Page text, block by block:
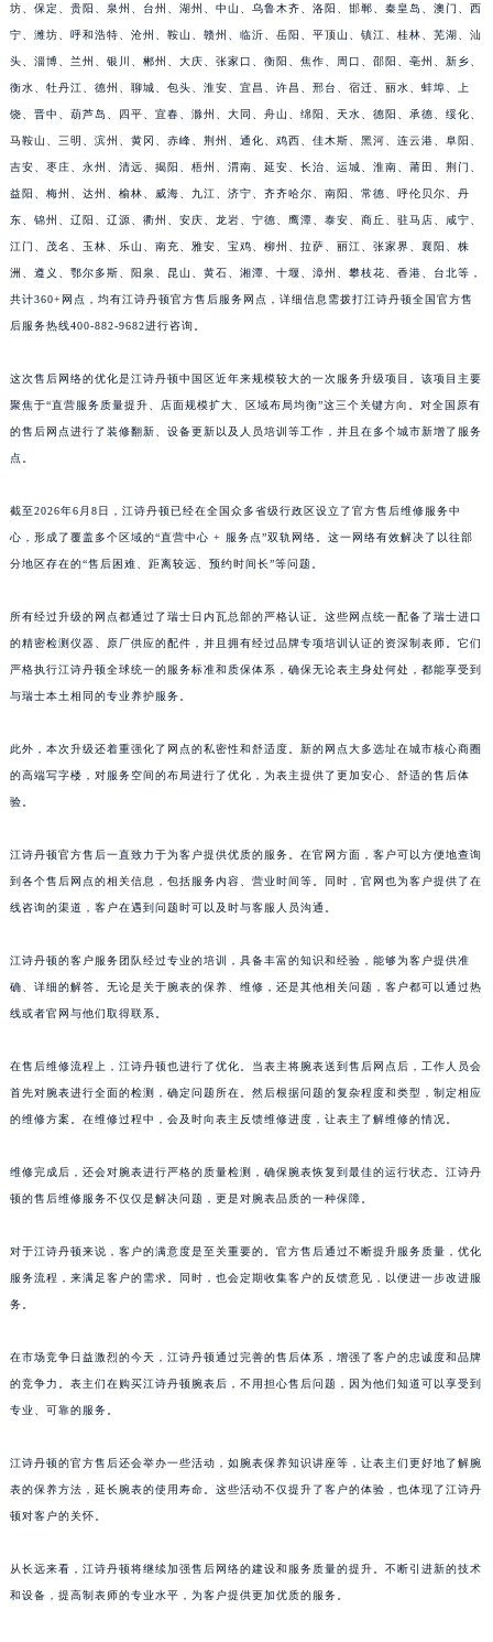
坊、保定、贵阳、泉州、台州、湖州、中山、乌鲁木齐、洛阳、邯郸、秦皇岛、澳门、西
宁、潍坊、呼和浩特、沧州、鞍山、赣州、临沂、岳阳、平顶山、镇江、桂林、芜湖、汕
头、淄博、兰州、银川、郴州、大庆、张家口、衡阳、焦作、周口、邵阳、亳州、新乡、
衡水、牡丹江、德州、聊城、包头、淮安、宜昌、许昌、邢台、宿迁、丽水、蚌埠、上
饶、晋中、葫芦岛、四平、宜春、滁州、大同、舟山、绵阳、天水、德阳、承德、绥化、
马鞍山、三明、滨州、黄冈、赤峰、荆州、通化、鸡西、佳木斯、黑河、连云港、阜阳、
吉安、枣庄、永州、清远、揭阳、梧州、渭南、延安、长治、运城、淮南、莆田、荆门、
益阳、梅州、达州、榆林、威海、九江、济宁、齐齐哈尔、南阳、常德、呼伦贝尔、丹
东、锦州、辽阳、辽源、衢州、安庆、龙岩、宁德、鹰潭、泰安、商丘、驻马店、咸宁、
江门、茂名、玉林、乐山、南充、雅安、宝鸡、柳州、拉萨、丽江、张家界、襄阳、株
洲、遵义、鄂尔多斯、阳泉、昆山、黄石、湘潭、十堰、漳州、攀枝花、香港、台北等，
共计360+网点，均有江诗丹顿官方售后服务网点，详细信息需拨打江诗丹顿全国官方售
后服务热线400-882-9682进行咨询。
这次售后网络的优化是江诗丹顿中国区近年来规模较大的一次服务升级项目。该项目主要
聚焦于“直营服务质量提升、店面规模扩大、区域布局均衡”这三个关键方向。对全国原有
的售后网点进行了装修翻新、设备更新以及人员培训等工作，并且在多个城市新增了服务
点。
截至2026年6月8日，江诗丹顿已经在全国众多省级行政区设立了官方售后维修服务中
心，形成了覆盖多个区域的“直营中心 + 服务点”双轨网络。这一网络有效解决了以往部
分地区存在的“售后困难、距离较远、预约时间长”等问题。
所有经过升级的网点都通过了瑞士日内瓦总部的严格认证。这些网点统一配备了瑞士进口
的精密检测仪器、原厂供应的配件，并且拥有经过品牌专项培训认证的资深制表师。它们
严格执行江诗丹顿全球统一的服务标准和质保体系，确保无论表主身处何处，都能享受到
与瑞士本土相同的专业养护服务。
此外，本次升级还着重强化了网点的私密性和舒适度。新的网点大多选址在城市核心商圈
的高端写字楼，对服务空间的布局进行了优化，为表主提供了更加安心、舒适的售后体
验。
江诗丹顿官方售后一直致力于为客户提供优质的服务。在官网方面，客户可以方便地查询
到各个售后网点的相关信息，包括服务内容、营业时间等。同时，官网也为客户提供了在
线咨询的渠道，客户在遇到问题时可以及时与客服人员沟通。
江诗丹顿的客户服务团队经过专业的培训，具备丰富的知识和经验，能够为客户提供准
确、详细的解答。无论是关于腕表的保养、维修，还是其他相关问题，客户都可以通过热
线或者官网与他们取得联系。
在售后维修流程上，江诗丹顿也进行了优化。当表主将腕表送到售后网点后，工作人员会
首先对腕表进行全面的检测，确定问题所在。然后根据问题的复杂程度和类型，制定相应
的维修方案。在维修过程中，会及时向表主反馈维修进度，让表主了解维修的情况。
维修完成后，还会对腕表进行严格的质量检测，确保腕表恢复到最佳的运行状态。江诗丹
顿的售后维修服务不仅仅是解决问题，更是对腕表品质的一种保障。
对于江诗丹顿来说，客户的满意度是至关重要的。官方售后通过不断提升服务质量，优化
服务流程，来满足客户的需求。同时，也会定期收集客户的反馈意见，以便进一步改进服
务。
在市场竞争日益激烈的今天，江诗丹顿通过完善的售后体系，增强了客户的忠诚度和品牌
的竞争力。表主们在购买江诗丹顿腕表后，不用担心售后问题，因为他们知道可以享受到
专业、可靠的服务。
江诗丹顿的官方售后还会举办一些活动，如腕表保养知识讲座等，让表主们更好地了解腕
表的保养方法，延长腕表的使用寿命。这些活动不仅提升了客户的体验，也体现了江诗丹
顿对客户的关怀。
从长远来看，江诗丹顿将继续加强售后网络的建设和服务质量的提升。不断引进新的技术
和设备，提高制表师的专业水平，为客户提供更加优质的服务。